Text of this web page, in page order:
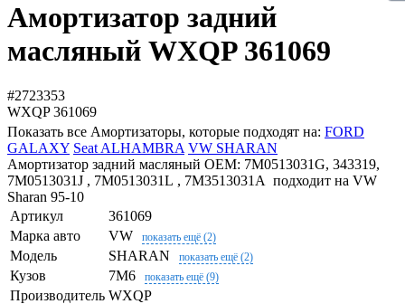
Амортизатор задний
масляный WXQP 361069
#2723353
WXQP 361069
Показать все Амортизаторы, которые подходят на: FORD
GALAXY Seat ALHAMBRA VW SHARAN
Амортизатор задний масляный OEM: 7M0513031G, 343319,
7M0513031J , 7M0513031L , 7M3513031A подходит на VW
Sharan 95-10
Артикул
361069
Марка авто
VW показать ещё (2)
Модель SHARAN показать ещё (2)
Кузов 7M6 показать ещё (9)
Производитель WXQP